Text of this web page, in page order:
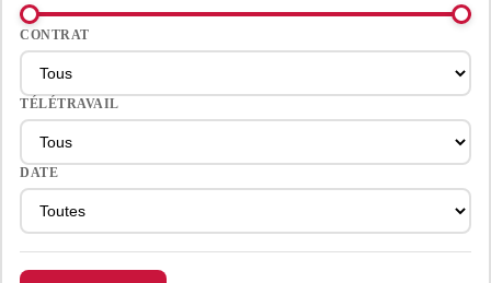
CONTRAT
TÉLÉTRAVAIL
DATE